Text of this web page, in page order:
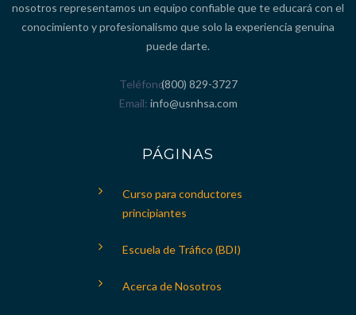
nosotros representamos un equipo confiable que te educará con el
conocimiento y profesionalismo que solo la experiencia genuina
puede darte.
Teléfono(800) 829-3727
Email info@usnhsa.com
PÁGINAS
Curso para conductores
principiantes
Escuela de Tráfico (BDI)
Acerca de Nosotros